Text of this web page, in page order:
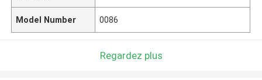
Model Number 0086
Regardez plus